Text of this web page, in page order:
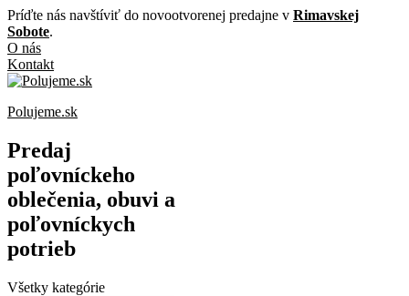
Príďte nás navštíviť do novootvorenej predajne v Rimavskej
Sobote.
O nás
Kontakt
Polujeme.sk
Predaj
poľovníckeho
oblečenia, obuvi a
poľovníckych
potrieb
Všetky kategórie